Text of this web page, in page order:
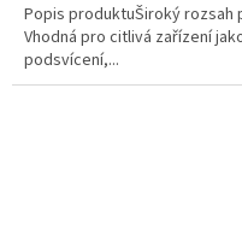
Popis produktuŠiroký rozsah
Vhodná pro citlivá zařízení
podsvícení,...